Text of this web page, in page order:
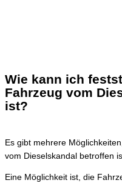
Wie kann ich
Fahrzeug vom
ist?
Es gibt mehrere
vom Dieselskandal betroffen
Eine Möglichkeit ist, die